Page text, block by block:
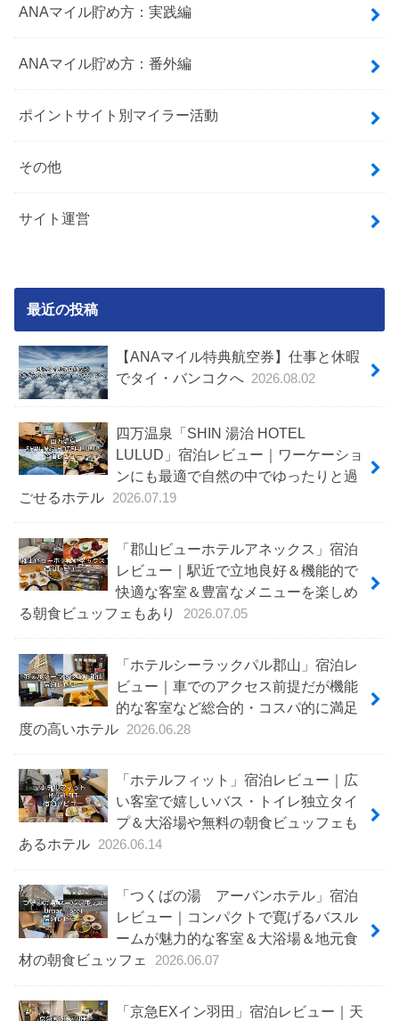
ANAマイル貯め方：実践編
ANAマイル貯め方：番外編
ポイントサイト別マイラー活動
その他
サイト運営
最近の投稿
【ANAマイル特典航空券】仕事と休暇
でタイ・バンコクへ 2026.08.02
四万温泉「SHIN 湯治 HOTEL
LULUD」宿泊レビュー｜ワーケーショ
ンにも最適で自然の中でゆったりと過
ごせるホテル
2026.07.19
「郡山ビューホテルアネックス」宿泊
レビュー｜駅近で立地良好＆機能的で
快適な客室＆豊富なメニューを楽しめ
る朝食ビュッフェもあり
2026.07.05
「ホテルシーラックパル郡山」宿泊レ
ビュー｜車でのアクセス前提だが機能
的な客室など総合的・コスパ的に満足
度の高いホテル
2026.06.28
「ホテルフィット」宿泊レビュー｜広
い客室で嬉しいバス・トイレ独立タイ
プ＆大浴場や無料の朝食ビュッフェも
あるホテル
2026.06.14
「つくばの湯 アーバンホテル」宿泊
レビュー｜コンパクトで寛げるバスル
ームが魅力的な客室＆大浴場＆地元食
材の朝食ビュッフェ
2026.06.07
「京急EXイン羽田」宿泊レビュー｜天